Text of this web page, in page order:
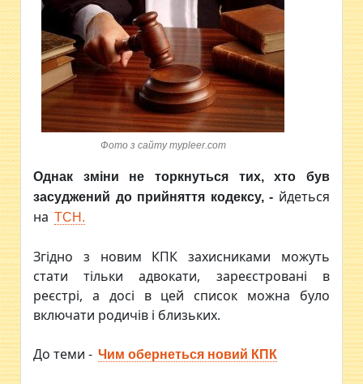
Фото з сайту mypleer.com
Однак зміни не торкнуться тих, хто був
засуджений до прийняття кодексу,- йдеться
на ТСН.
Згідно з новим КПК захисниками можуть
стати тільки адвокати, зареєстровані в
реєстрі, а досі в цей список можна було
включати родичів і близьких.
До теми - Чим обернеться новий КПК